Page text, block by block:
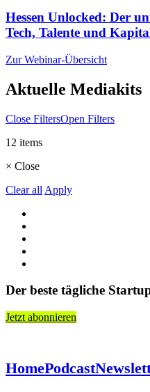
Hessen Unlocked: Der
Tech, Talente und
Zur Webinar-Übersicht
Aktuelle Mediakits
Close FiltersOpen Filters
12 items
× Close
Clear all Apply
Der beste tägliche
Jetzt abonnieren
HomePodcast